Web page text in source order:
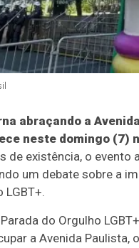
abraçando a
neste domingo (7)
de existência, o evento
um debate sobre a
LGBT+.
do Orgulho
a Avenida Paulista,